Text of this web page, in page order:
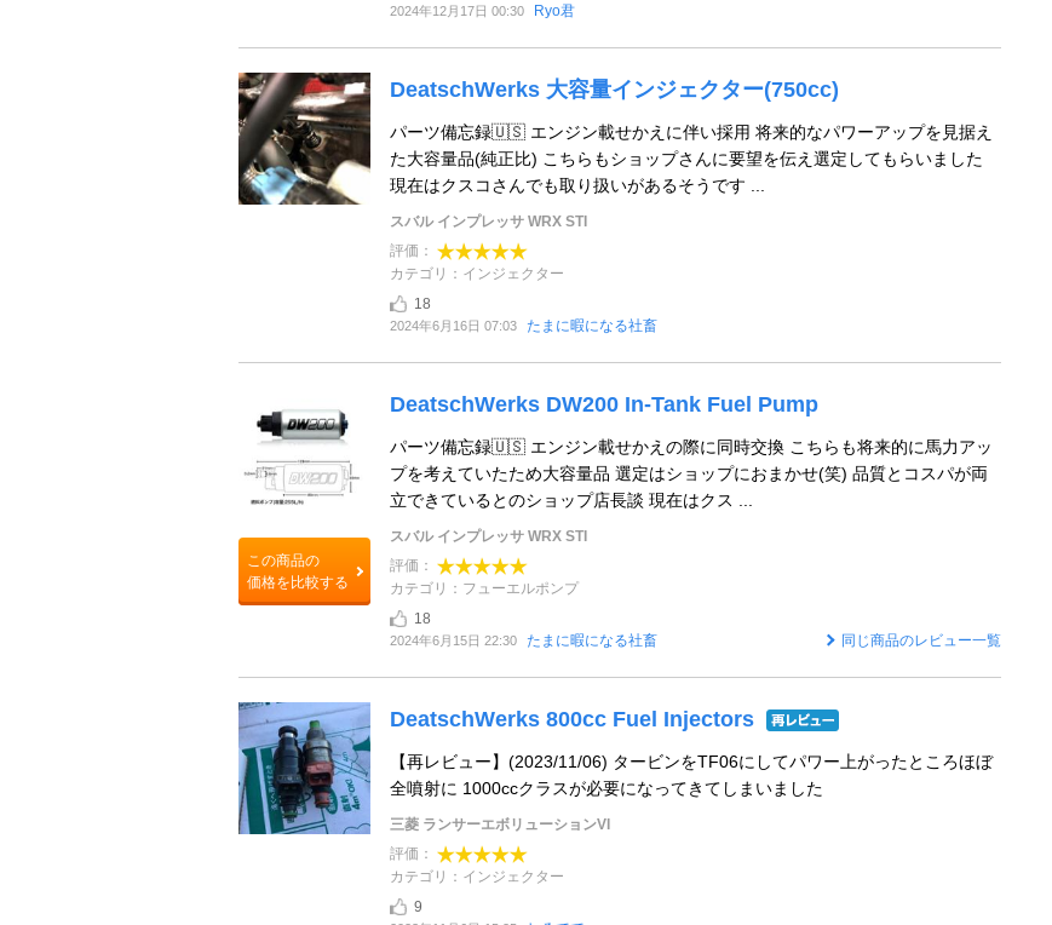
2024年12月17日 00:30 Ryo君
DeatschWerks 大容量インジェクター(750cc)
パーツ備忘録🇺🇸 エンジン載せかえに伴い採用 将来的なパワーアップを見据え
た大容量品(純正比) こちらもショップさんに要望を伝え選定してもらいました
現在はクスコさんでも取り扱いがあるそうです ...
スバル インプレッサ WRX STI
評価：
カテゴリ：インジェクター
18
2024年6月16日 07:03 たまに暇になる社畜
この商品の
価格を比較する
DeatschWerks DW200 In-Tank Fuel Pump
パーツ備忘録🇺🇸 エンジン載せかえの際に同時交換 こちらも将来的に馬力アッ
プを考えていたため大容量品 選定はショップにおまかせ(笑) 品質とコスパが両
立できているとのショップ店長談 現在はクス ...
スバル インプレッサ WRX STI
評価：
カテゴリ：フューエルポンプ
18
2024年6月15日 22:30 たまに暇になる社畜 同じ商品のレビュー一覧
DeatschWerks 800cc Fuel Injectors
【再レビュー】(2023/11/06) タービンをTF06にしてパワー上がったところほぼ
全噴射に 1000ccクラスが必要になってきてしまいました
三菱 ランサーエボリューションVI
評価：
カテゴリ：インジェクター
9